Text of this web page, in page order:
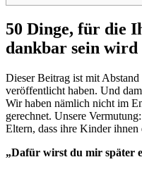
50 Dinge, für die
dankbar sein wird
Dieser Beitrag ist mit
veröffentlicht haben. Und
Wir haben nämlich nicht im
gerechnet. Unsere
Eltern, dass ihre Kinder
„Dafür wirst du mir später